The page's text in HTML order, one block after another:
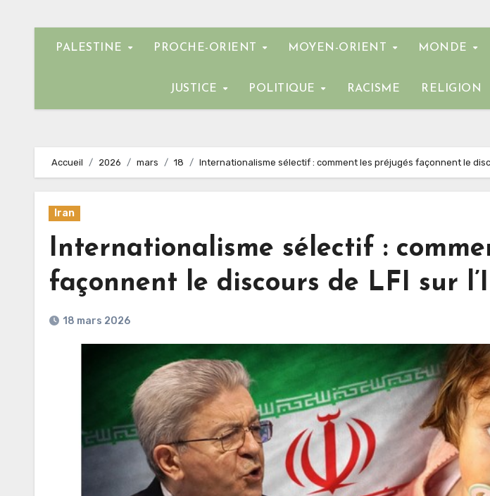
PALESTINE PROCHE-ORIENT MOYEN-ORIENT MONDE
JUSTICE POLITIQUE RACISME RELIGION
Accueil 2026 mars 18 Internationalisme sélectif : comment les préjugés façonnent le
Iran
Internationalisme sélectif :
façonnent le discours de LFI sur
18 mars 2026